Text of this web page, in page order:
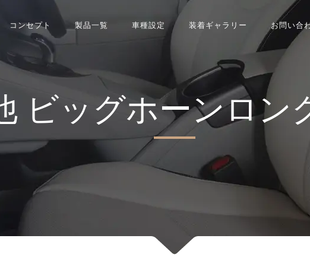
コンセプト 製品一覧 車種設定 装着ギャラリー お問い合
ビッグホーンロン